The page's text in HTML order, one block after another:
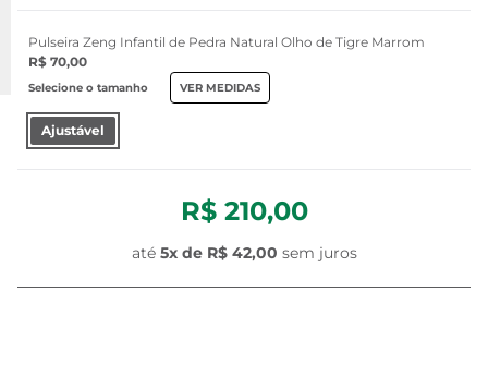
Pulseira Zeng Infantil de Pedra Natural Olho de Tigre Marrom
R$ 70,00
Selecione o tamanho VER MEDIDAS
Ajustável
R$ 210,00
até 5x de R$ 42,00 sem juros